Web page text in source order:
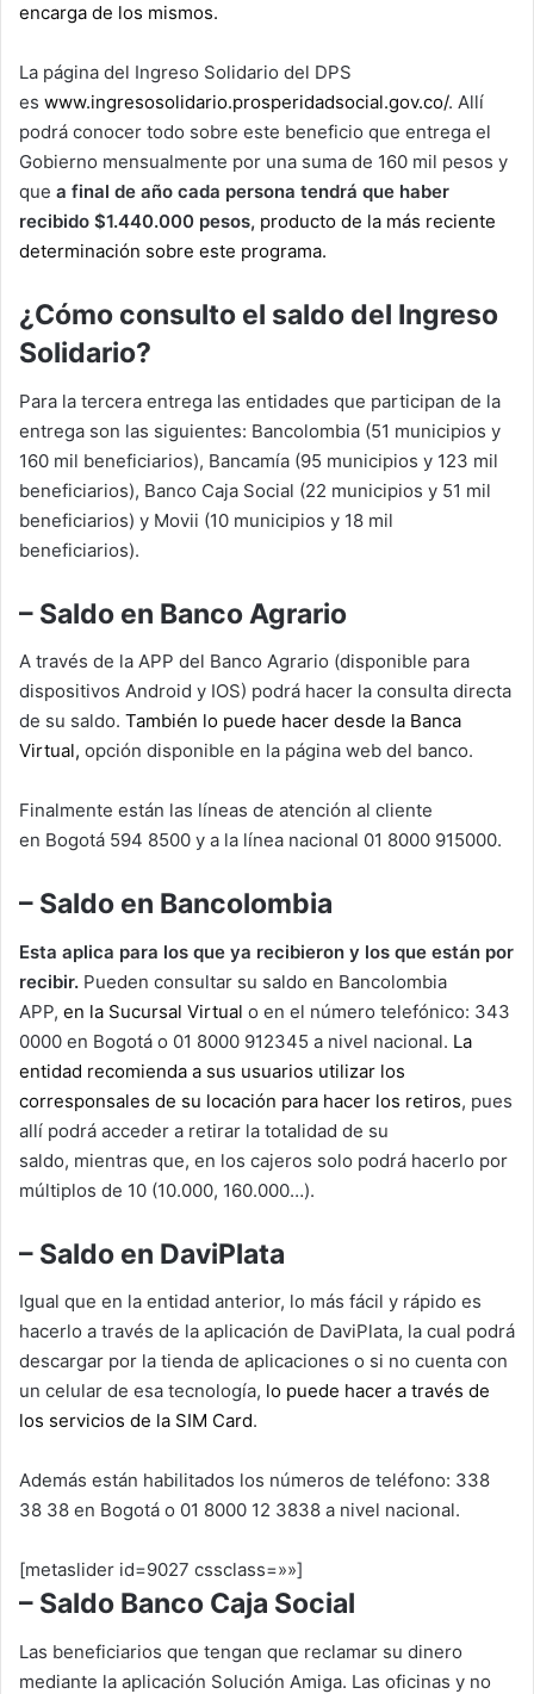
encarga de los mismos.
La página del Ingreso Solidario del DPS
es www.ingresosolidario.prosperidadsocial.gov.co/. Allí
podrá conocer todo sobre este beneficio que entrega el
Gobierno mensualmente por una suma de 160 mil pesos y
que a final de año cada persona tendrá que haber
recibido $1.440.000 pesos, producto de la más reciente
determinación sobre este programa.
¿Cómo consulto el saldo del Ingreso
Solidario?
Para la tercera entrega las entidades que participan de la
entrega son las siguientes: Bancolombia (51 municipios y
160 mil beneficiarios), Bancamía (95 municipios y 123 mil
beneficiarios), Banco Caja Social (22 municipios y 51 mil
beneficiarios) y Movii (10 municipios y 18 mil
beneficiarios).
– Saldo en Banco Agrario
A través de la APP del Banco Agrario (disponible para
dispositivos Android y IOS) podrá hacer la consulta directa
de su saldo. También lo puede hacer desde la Banca
Virtual, opción disponible en la página web del banco.
Finalmente están las líneas de atención al cliente
en Bogotá 594 8500 y a la línea nacional 01 8000 915000.
– Saldo en Bancolombia
Esta aplica para los que ya recibieron y los que están por
recibir. Pueden consultar su saldo en Bancolombia
APP, en la Sucursal Virtual o en el número telefónico: 343
0000 en Bogotá o 01 8000 912345 a nivel nacional. La
entidad recomienda a sus usuarios utilizar los
corresponsales de su locación para hacer los retiros, pues
allí podrá acceder a retirar la totalidad de su
saldo, mientras que, en los cajeros solo podrá hacerlo por
múltiplos de 10 (10.000, 160.000…).
– Saldo en DaviPlata
Igual que en la entidad anterior, lo más fácil y rápido es
hacerlo a través de la aplicación de DaviPlata, la cual podrá
descargar por la tienda de aplicaciones o si no cuenta con
un celular de esa tecnología, lo puede hacer a través de
los servicios de la SIM Card.
Además están habilitados los números de teléfono: 338
38 38 en Bogotá o 01 8000 12 3838 a nivel nacional.
[metaslider id=9027 cssclass=»»]
– Saldo Banco Caja Social
Las beneficiarios que tengan que reclamar su dinero
mediante la aplicación Solución Amiga. Las oficinas y no